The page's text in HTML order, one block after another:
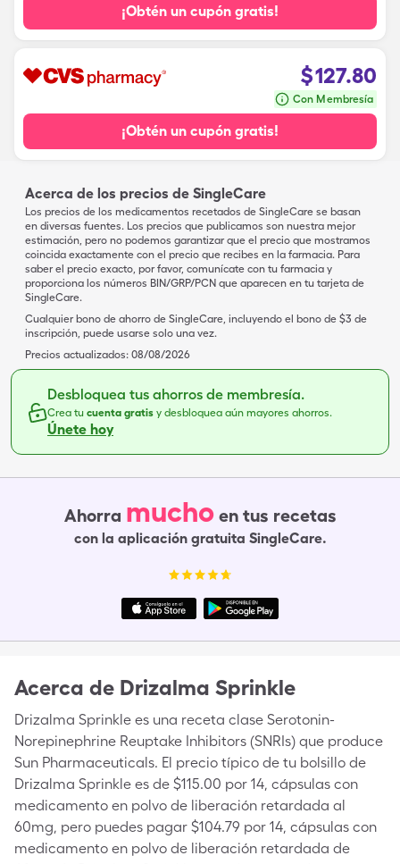
¡Obtén un cupón gratis!
$127.80
Con Membresía
¡Obtén un cupón gratis!
Acerca de los precios de SingleCare
Los precios de los medicamentos recetados de SingleCare se basan
en diversas fuentes. Los precios que publicamos son nuestra mejor
estimación, pero no podemos garantizar que el precio que mostramos
coincida exactamente con el precio que recibes en la farmacia. Para
saber el precio exacto, por favor, comunícate con tu farmacia y
proporciona los números BIN/GRP/PCN que aparecen en tu tarjeta de
SingleCare.
Cualquier bono de ahorro de SingleCare, incluyendo el bono de $3 de
inscripción, puede usarse solo una vez.
Precios actualizados: 08/08/2026
Desbloquea tus ahorros de membresía.
Crea tu cuenta gratis y desbloquea aún mayores ahorros.
Únete hoy
Ahorra mucho en tus recetas
con la aplicación gratuita SingleCare.
Acerca de Drizalma Sprinkle
Drizalma Sprinkle es una receta clase Serotonin-
Norepinephrine Reuptake Inhibitors (SNRIs) que produce
Sun Pharmaceuticals. El precio típico de tu bolsillo de
Drizalma Sprinkle es de $115.00 por 14, cápsulas con
medicamento en polvo de liberación retardada al
60mg, pero puedes pagar $104.79 por 14, cápsulas con
medicamento en polvo de liberación retardada de